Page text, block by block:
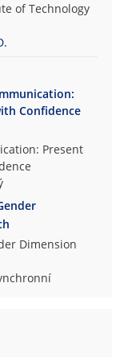
of Technology
Confidence
Present
Dimension